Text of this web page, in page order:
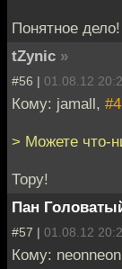
Понятное
tZynic »
#56 | 01.08.12
Кому: jamall,
> Можете что-
Тору!
Пан
#57 | 01.08.12
Кому: